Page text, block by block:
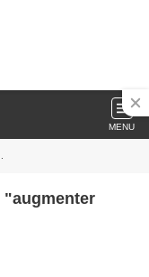
MENU